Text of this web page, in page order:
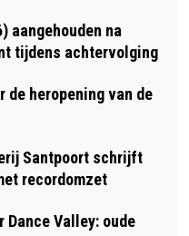
aangehouden na
tijdens achtervolging
de heropening van de
Santpoort schrijft
recordomzet
Dance Valley: oude